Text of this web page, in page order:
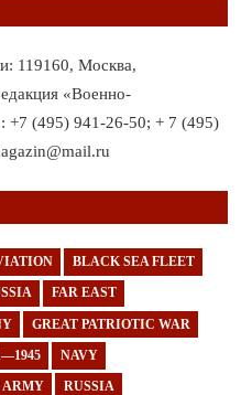
119160, Москва,
«Военно-
+7 (495) 941-26-50; + 7 (495)
BLACK SEA FLEET
FAR EAST
GREAT PATRIOTIC WAR
NAVY
ARMY RUSSIA